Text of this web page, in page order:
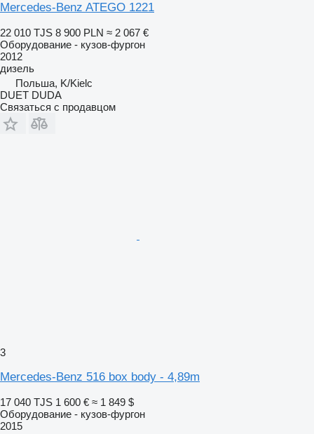
Mercedes-Benz ATEGO 1221
22 010 TJS 8 900 PLN ≈ 2 067 €
Оборудование - кузов-фургон
2012
дизель
Польша, K/Kielc
DUET DUDA
Связаться с продавцом
3
Mercedes-Benz 516 box body - 4,89m
17 040 TJS 1 600 € ≈ 1 849 $
Оборудование - кузов-фургон
2015